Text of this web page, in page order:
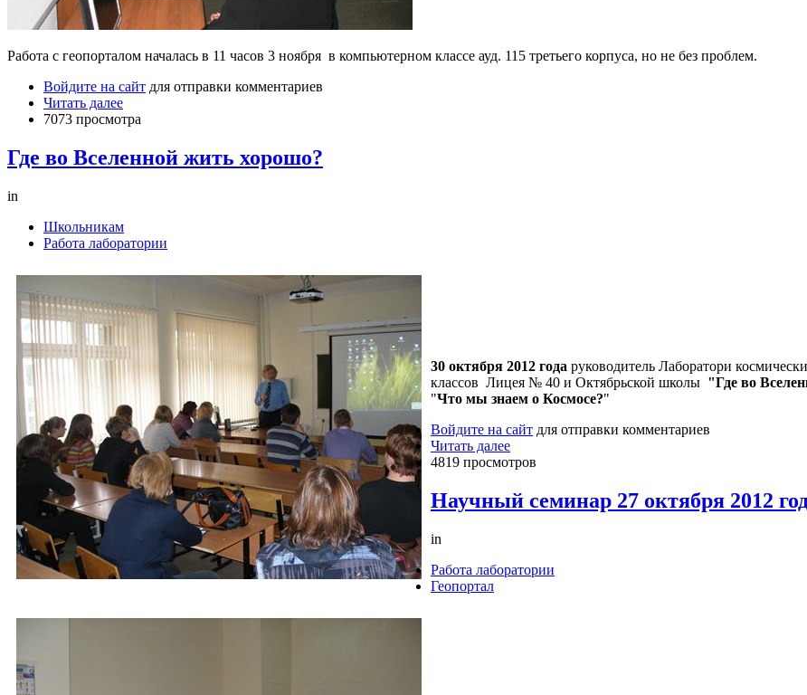
Работа с геопорталом началась в 11 часов 3 ноября в компьютерном классе ауд. 115 третьего корпуса, но не без проблем.
Войдите на сайт для отправки комментариев
Читать далее
7073 просмотра
Где во Вселенной жить хорошо?
in
Школьникам
Работа лаборатории
30 октября 2012 года руководитель Лаборатори
классов Лицея № 40 и Октябрьской школы "Где во
"Что мы знаем о Космосе?"
Войдите на сайт для отправки комментариев
Читать далее
4819 просмотров
Научный семинар 27 октября 2012
in
Работа лаборатории
Геопортал